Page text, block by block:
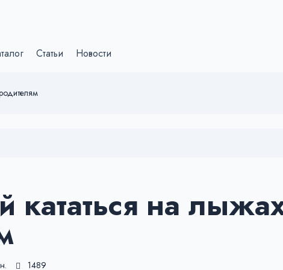
Статьи Новости
кататься на
1489